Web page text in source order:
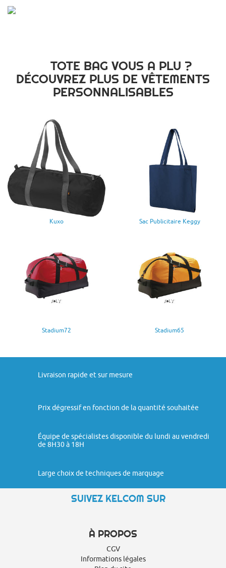
TOTE BAG VOUS A PLU ?
DÉCOUVREZ PLUS DE VÊTEMENTS
PERSONNALISABLES
Kuxo Sac Publicitaire Keggy
Stadium72 Stadium65
Livraison rapide et sur mesure
Prix dégressif en fonction de la quantité souhaitée
Équipe de spécialistes disponible du lundi au vendredi
de 8H30 à 18H
Large choix de techniques de marquage
SUIVEZ KELCOM SUR
À PROPOS
CGV
Informations légales